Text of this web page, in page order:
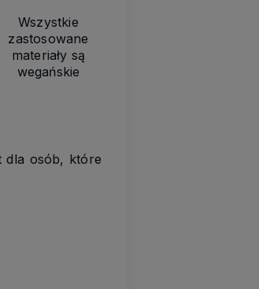
Wszystkie
zastosowane
materiały są
wegańskie
dla osób, które